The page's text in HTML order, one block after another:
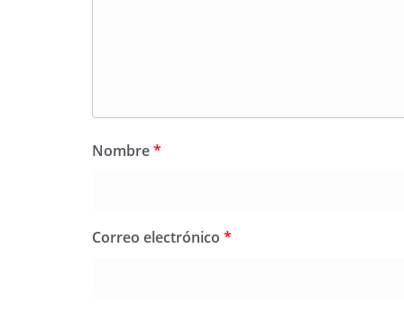
Nombre*
Correo electrónico *